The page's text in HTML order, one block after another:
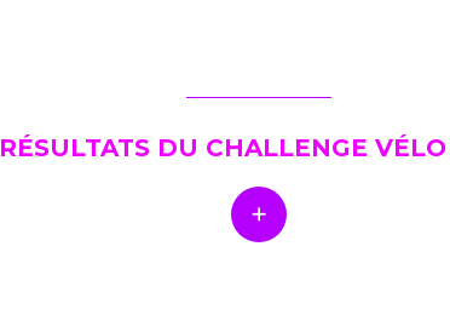
RÉSULTATS DU CHALLENGE